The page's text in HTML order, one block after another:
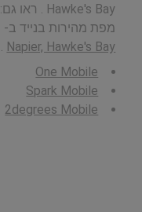
Hawke's Bay . ראו גם:
מפת מהירות בנייד ב-
Napier, Hawke's Bay
.
One Mobile
Spark Mobile
2degrees Mobile